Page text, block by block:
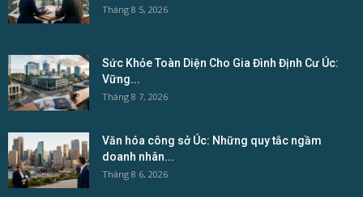
Tháng 8 5, 2026
Sức Khỏe Toàn Diện Cho Gia Đình Định Cư Úc:
Vững...
Tháng 8 7, 2026
Văn hóa công sở Úc: Những quy tắc ngầm
doanh nhân...
Tháng 8 6, 2026